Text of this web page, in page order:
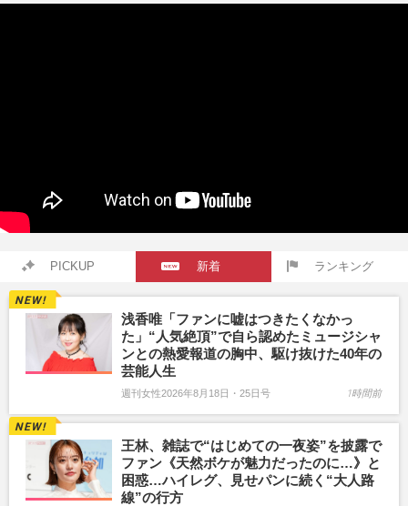
PICKUP 新着 ランキング
浅香唯「ファンに嘘はつきたくなかっ
た」“人気絶頂”で自ら認めたミュージシャ
ンとの熱愛報道の胸中、駆け抜けた40年の
芸能人生
週刊女性2026年8月18日・25日号 1時間前
王林、雑誌で“はじめての一夜姿”を披露で
ファン《天然ボケが魅力だったのに…》と
困惑…ハイレグ、見せパンに続く“大人路
線”の行方